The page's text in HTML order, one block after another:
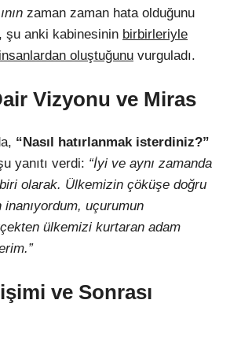
zaman zaman hata olduğunu
şu anki kabinesinin birbirleriyle
oluştuğunu vurguladı.
Vizyonu ve Miras
“Nasıl hatırlanmak isterdiniz?”
yanıtı verdi: “İyi ve aynı zamanda
olarak. Ülkemizin çöküşe doğru
uçurumun
ülkemizi kurtaran adam
ve Sonrası